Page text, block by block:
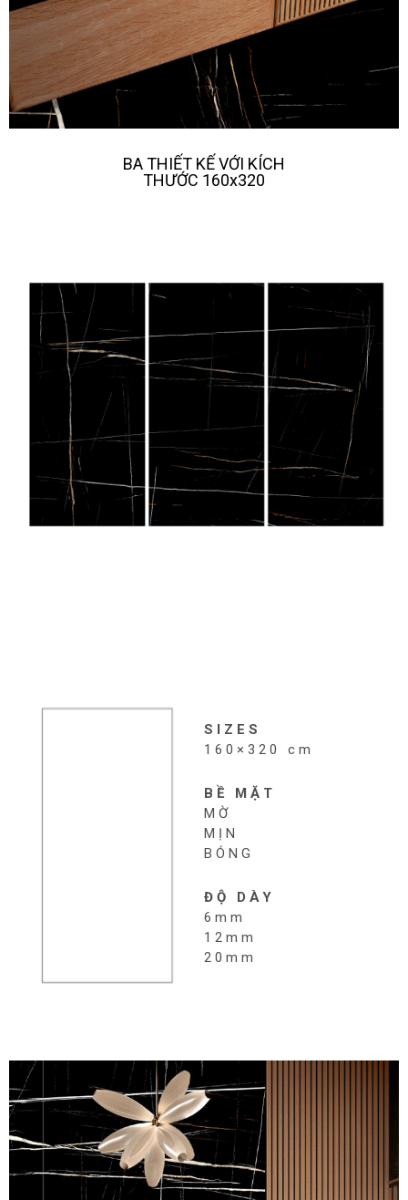
BA THIẾT KẾ VỚI KÍCH
THƯỚC 160x320
SIZES
160×320 cm
BỀ MẶT
MỜ
MỊN
BÓNG
ĐỘ DÀY
6mm
12mm
20mm